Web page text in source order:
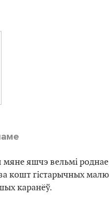
мяне яшчэ вельмі
кошт гістарычных
каранёў.